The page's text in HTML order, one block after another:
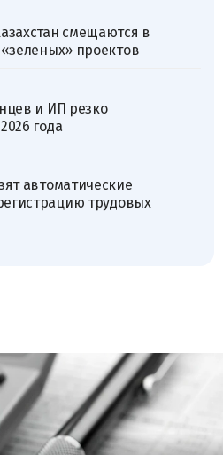
смещаются в
проектов
и ИП резко
года
автоматические
трудовых